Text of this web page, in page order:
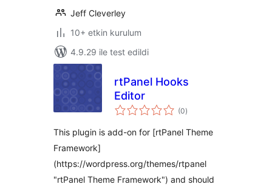
Jeff Cleverley
10+ etkin kurulum
4.9.29 ile test edildi
rtPanel Hooks
Editor
(0toplam
puan
)
This plugin is add-on for [rtPanel Theme
Framework]
(https://wordpress.org/themes/rtpanel
"rtPanel Theme Framework") and should